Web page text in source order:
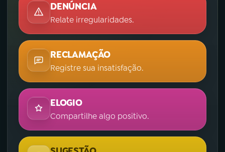
DENÚNCIA
Relate irregularidades.
RECLAMAÇÃO
Registre sua insatisfação.
ELOGIO
Compartilhe algo positivo.